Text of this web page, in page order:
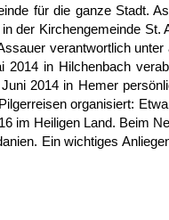
für die ganze Stadt.
der Kirchengemeinde St.
verantwortlich
in Hilchenbach
2014 in Hemer
organisiert:
im Heiligen Land. Beim
Ein wichtiges